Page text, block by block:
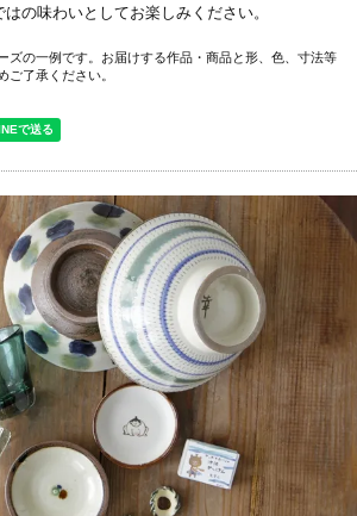
はの味わいとしてお楽しみください。
ズの一例です。お届けする作品・商品と形、色、寸法等
ご了承ください。